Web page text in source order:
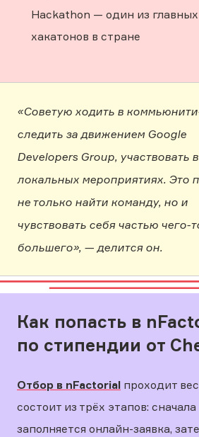
Hackathon — один из главных
хакатонов в стране
«Советую ходить в
следить за движением Google
Developers Group, участвовать в
локальных мероприятиях. Это
не только найти команду, но и
чувствовать себя частью чего-
большего», — делится он.
Как попасть в
по стипендии от
Отбор в nFactorial проходит
состоит из трёх этапов: сначала
заполняется онлайн-заявка,